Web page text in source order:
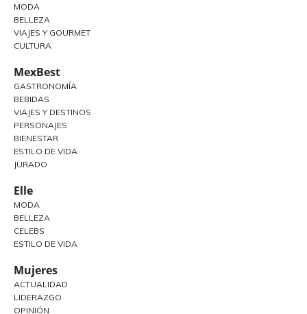
MODA
BELLEZA
VIAJES Y GOURMET
CULTURA
MexBest
GASTRONOMÍA
BEBIDAS
VIAJES Y DESTINOS
PERSONAJES
BIENESTAR
ESTILO DE VIDA
JURADO
Elle
MODA
BELLEZA
CELEBS
ESTILO DE VIDA
Mujeres
ACTUALIDAD
LIDERAZGO
OPINIÓN